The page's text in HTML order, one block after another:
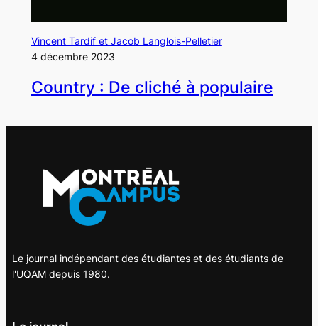
Vincent Tardif et Jacob Langlois-Pelletier
4 décembre 2023
Country : De cliché à populaire
Le journal indépendant des étudiantes et des étudiants de
l'UQAM depuis 1980.